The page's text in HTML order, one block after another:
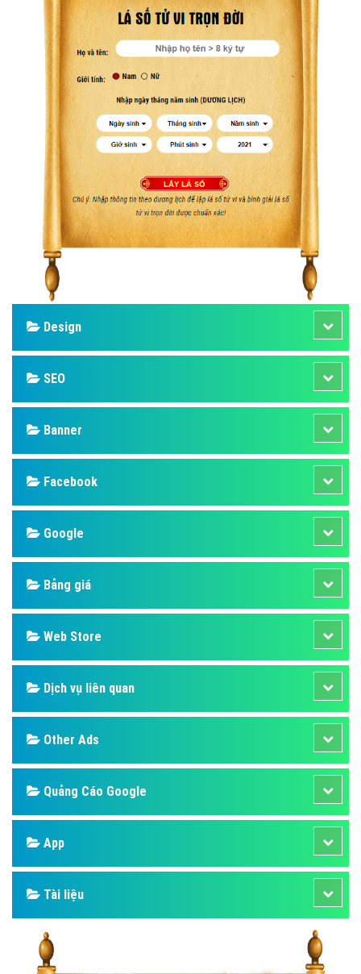
Design
SEO
Banner
Facebook
Google
Bảng giá
Web Store
Dịch vụ liên quan
Other Ads
Quảng Cáo Google
App
Tài liệu